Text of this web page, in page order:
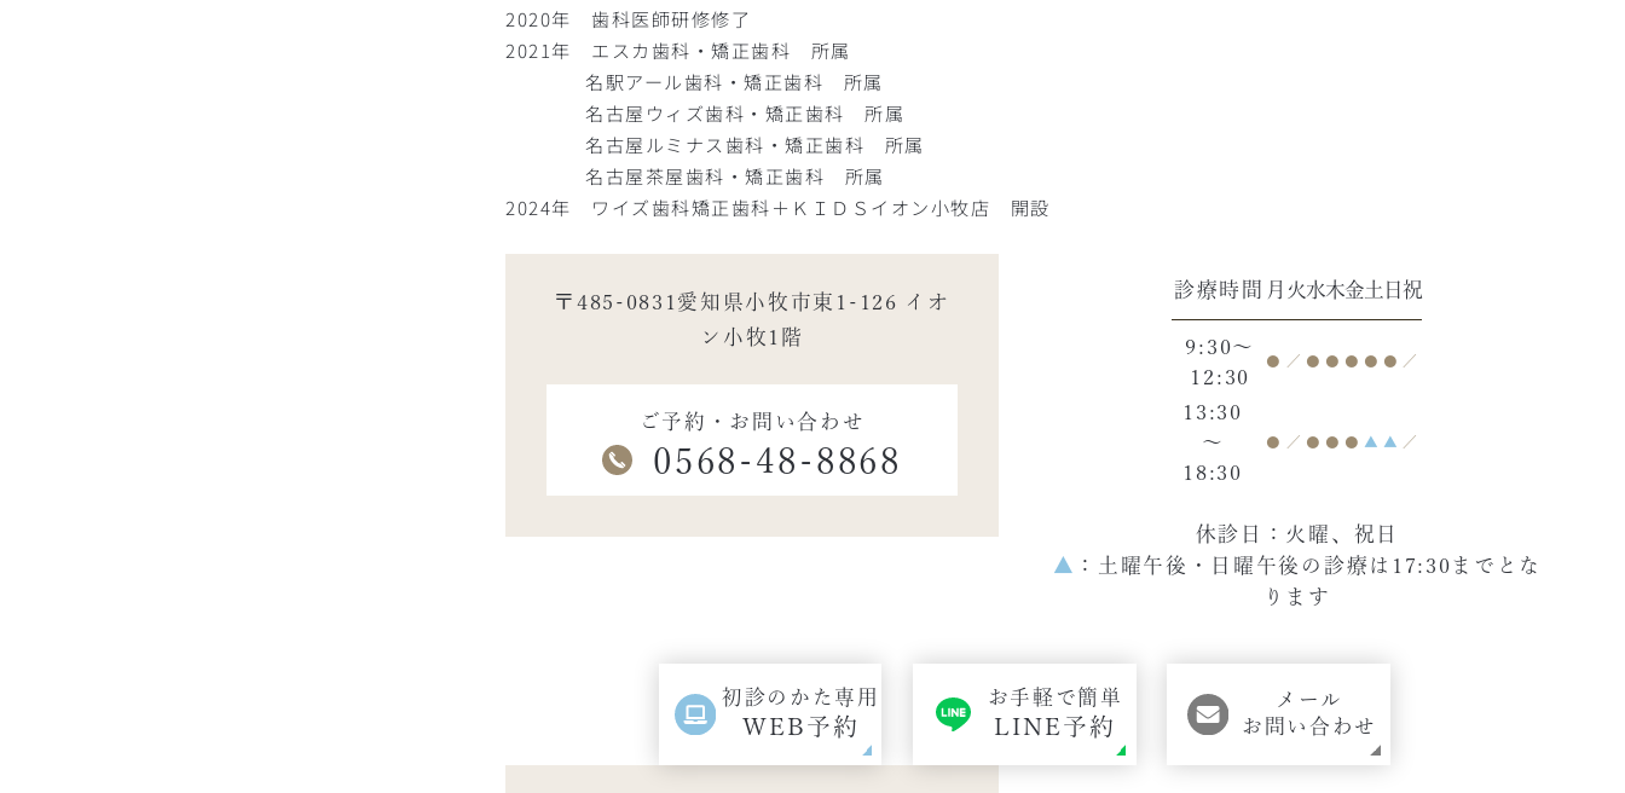
2020年 歯科医師研修修了
2021年 エスカ歯科・矯正歯科 所属
名駅アール歯科・矯正歯科 所属
名古屋ウィズ歯科・矯正歯科 所属
名古屋ルミナス歯科・矯正歯科 所属
名古屋茶屋歯科・矯正歯科 所属
2024年 ワイズ歯科矯正歯科＋ＫＩＤＳイオン小牧店 開設
〒485-0831愛知県小牧市東1-126 イオ
ン小牧1階
ご予約・お問い合わせ
0568-48-8868
診療時間 月火水木金土 日祝
9:30～
12:30
● ／ ● ● ● ● ● ／
13:30
～
18:30
● ／ ● ● ● ▲ ▲ ／
休診日：火曜、祝日
▲ ：土曜午後・日曜午後の診療は17:30までとな
ります
初診のかた専用
WEB予約
お手軽で簡単
LINE予約
メール
お問い合わせ